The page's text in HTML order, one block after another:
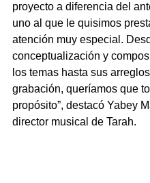
proyecto a diferencia del
uno al que le quisimos
atención muy especial.
conceptualización y
los temas hasta sus
grabación, queríamos que
propósito”, destacó Yabey
director musical de Tarah.